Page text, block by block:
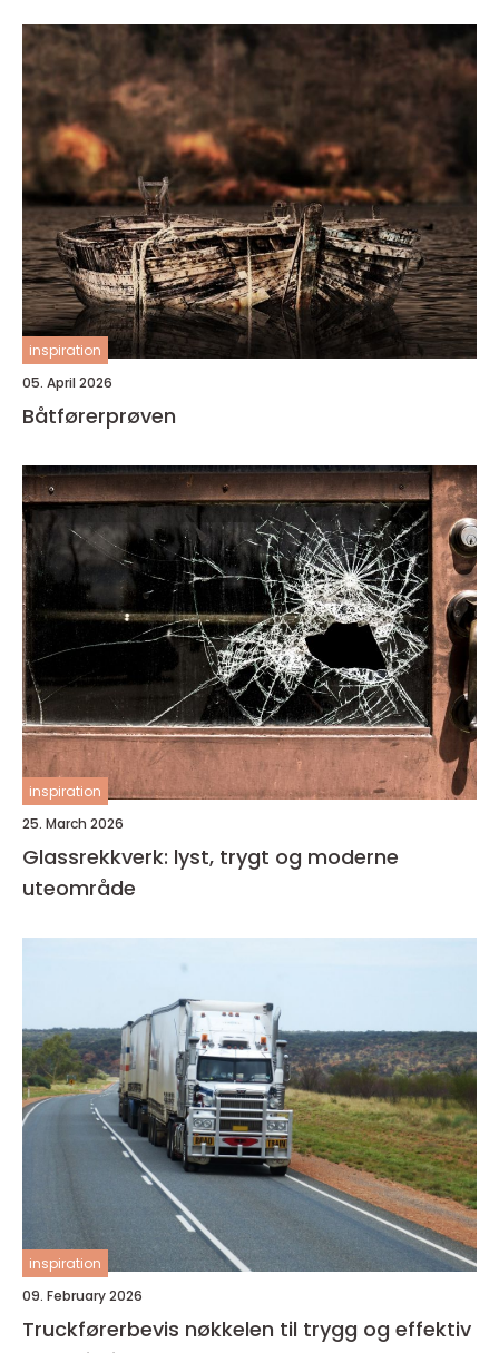
inspiration
05. April 2026
Båtførerprøven
inspiration
25. March 2026
Glassrekkverk: lyst, trygt og moderne
uteområde
inspiration
09. February 2026
Truckførerbevis nøkkelen til trygg og effektiv